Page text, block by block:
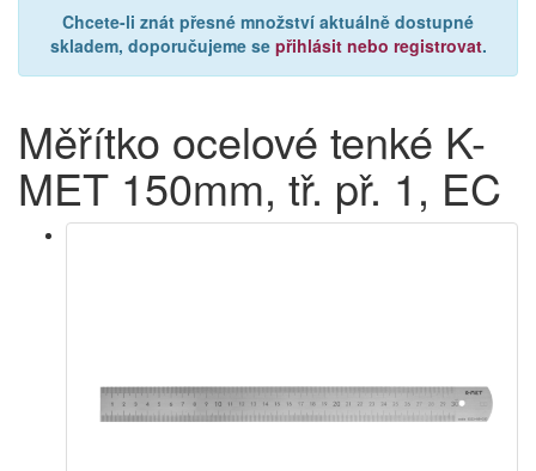
Chcete-li znát přesné množství aktuálně dostupné
skladem, doporučujeme se přihlásit nebo registrovat.
Měřítko ocelové tenké K-
MET 150mm, tř. př. 1, EC